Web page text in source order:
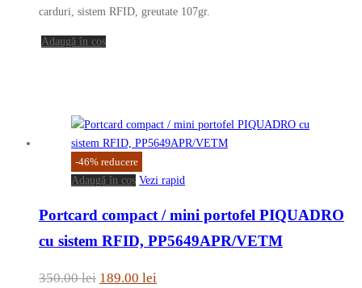
fost:
189.00 lei.
carduri, sistem RFID, greutate 107gr.
Adaugă în coș
-46% reducere
Adaugă în coș Vezi rapid
Portcard compact / mini portofel PIQUADRO
cu sistem RFID, PP5649APR/VETM
350.00lei Prețul
189.00 lei